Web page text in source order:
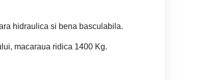
hidraulica si bena basculabila.
macaraua ridica 1400 Kg.